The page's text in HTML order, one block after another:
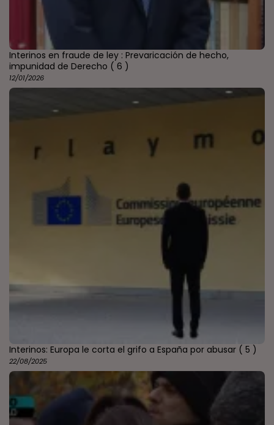
Interinos en fraude de ley : Prevaricación de hecho,
impunidad de Derecho ( 6 )
12/01/2026
Interinos: Europa le corta el grifo a España por abusar ( 5 )
22/08/2025